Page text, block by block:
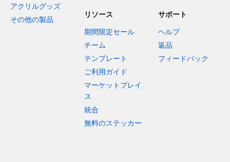
アクリルグッズ
その他の製品
リソース
期間限定セール
チーム
テンプレート
ご利用ガイド
マーケットプレイ
ス
統合
無料のステッカー
サポート
ヘルプ
返品
フィードバック